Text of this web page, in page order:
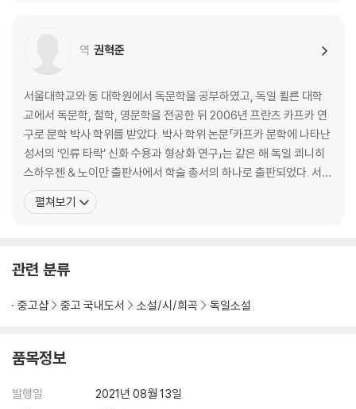
역 권혁준
서울대학교와 동 대학원에서 독문학을 공부하였고, 독일 쾰른 대학
교에서 독문학, 철학, 영문학을 전공한 뒤 2006년 프란츠 카프카 연
구로 문학 박사 학위를 받았다. 박사 학위 논문「카프카 문학에 나타난
성서의 ‘인류 타락’ 신화 수용과 형상화 연구」는 같은 해 독일 쾨니히
스하우젠 & 노이만 출판사에서 학술 총서의 하나로 출판되었다. 서울
대 통일평화연구원(IPUS)에서 HK 연구교수로 있었으며, 서울대, 한
양대 등에서 독일 문학, 독일 및 유럽 문화, 독일 영화 등을 강의했다.
펼쳐보기
관련 분류
중고샵 중고 국내도서 소설/시/희곡 독일소설
품목정보
발행일
2021년 08월 13일